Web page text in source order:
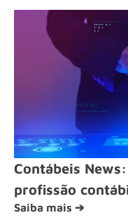
Contábeis
profissão
Saiba mais ➔